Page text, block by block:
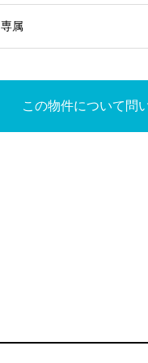
専属
この物件について問